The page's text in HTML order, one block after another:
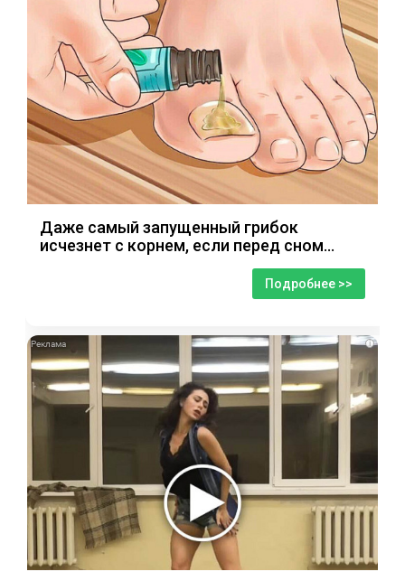
Даже самый запущенный грибок
исчезнет с корнем, если перед сном…
Подробнее >>
i